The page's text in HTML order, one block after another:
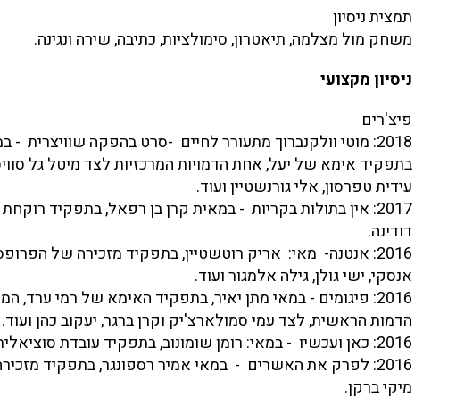
תמצית ניסיון
משחק מול מצלמה, תיאטרון, סימולציות, כתיבה, שירה ונגינה.
ניסיון מקצועי
פיצ'רים
2018: מוטי וולקנברוך מתעורר לחיים -סרט בהפקה שוויצרית -
בתפקיד אימא של יעל, אחת הדמויות המרכזיות לצד מיטל גל
עידית טפרסון, אלי גורנשטיין ועוד.
2017: אין בתולות בקריות - במאית קרן בן רפאל, בתפקיד רוקחת
דודינה.
2016: אנטנה- מאי: אריק רוטשטיין, בתפקיד מזכירה של
אנסקי, ישי גולן, גילה אלמגור ועוד.
2016: פיגומים - במאי מתן יאיר, בתפקיד האימא של רמי ערד,
הדמות הראשית, לצד עמי סמולארצ'יק וקרן ברגר, יעקוב כהן ועוד.
2016: כאן ועכשיו - במאי: רומן שומונוב, בתפקיד עובדת סוציאלית.
2016: לפרק את האשרים - במאי אמיר רספונגר, בתפקיד
מיקי ברקן.